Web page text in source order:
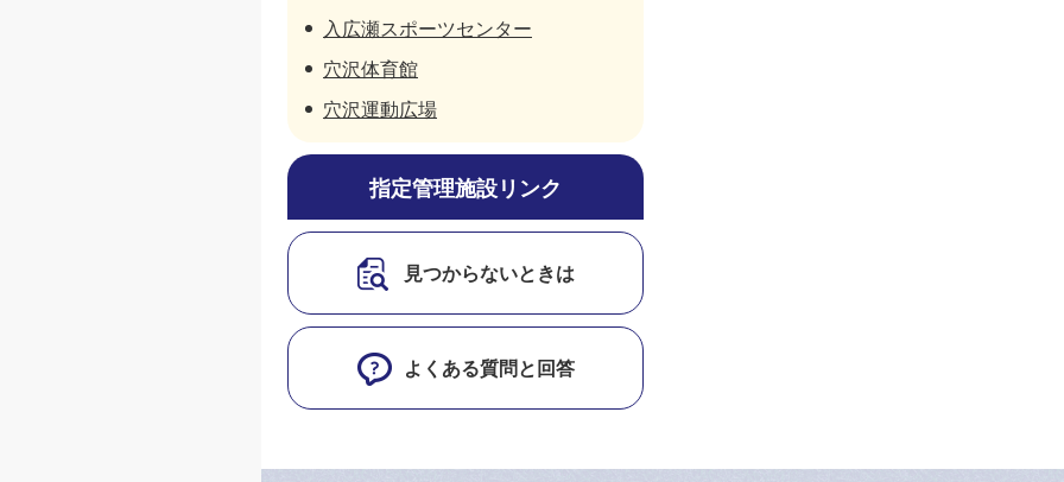
入広瀬スポーツセンター
穴沢体育館
穴沢運動広場
指定管理施設リンク
見つからないときは
よくある質問と回答